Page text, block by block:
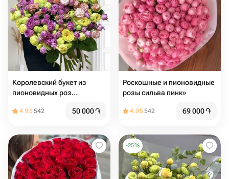
Королевский букет из
пионовидных роз
4.95542 50 000֏
Роскошные и пионовидные
розы сильва пинк»
4.95542 69 000֏
-25%